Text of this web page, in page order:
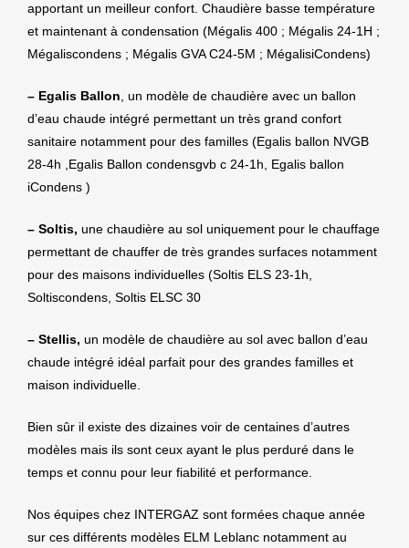
apportant un meilleur confort. Chaudière basse température
et maintenant à condensation (Mégalis 400 ; Mégalis 24-1H ;
Mégaliscondens ; Mégalis GVA C24-5M ; MégalisiCondens)
– Egalis Ballon, un modèle de chaudière avec un ballon
d’eau chaude intégré permettant un très grand confort
sanitaire notamment pour des familles (Egalis ballon NVGB
28-4h ,Egalis Ballon condensgvb c 24-1h, Egalis ballon
iCondens )
– Soltis, une chaudière au sol uniquement pour le chauffage
permettant de chauffer de très grandes surfaces notamment
pour des maisons individuelles (Soltis ELS 23-1h,
Soltiscondens, Soltis ELSC 30
– Stellis, un modèle de chaudière au sol avec ballon d’eau
chaude intégré idéal parfait pour des grandes familles et
maison individuelle.
Bien sûr il existe des dizaines voir de centaines d’autres
modèles mais ils sont ceux ayant le plus perduré dans le
temps et connu pour leur fiabilité et performance.
Nos équipes chez INTERGAZ sont formées chaque année
sur ces différents modèles ELM Leblanc notamment au